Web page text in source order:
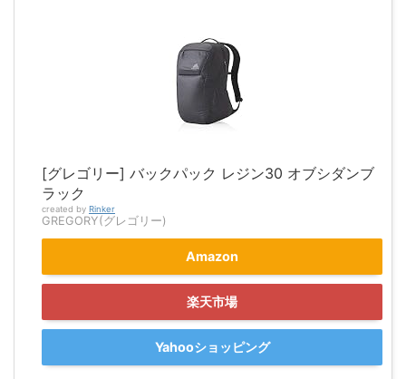
[グレゴリー] バックパック レジン30 オブシダンブ
ラック
created by Rinker
GREGORY(グレゴリー)
Amazon
楽天市場
Yahooショッピング